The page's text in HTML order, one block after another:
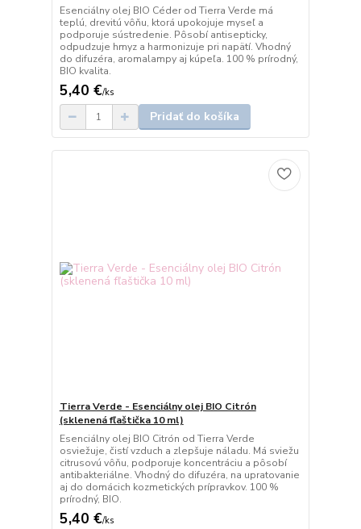
Esenciálny olej BIO Céder od Tierra Verde má
teplú, drevitú vôňu, ktorá upokojuje myseľ a
podporuje sústredenie. Pôsobí antisepticky,
odpudzuje hmyz a harmonizuje pri napätí. Vhodný
do difuzéra, aromalampy aj kúpeľa. 100 % prírodný,
BIO kvalita.
5,40 €/ks
Pridať do košíka
Tierra Verde - Esenciálny olej BIO Citrón
(sklenená fľaštička 10 ml)
Esenciálny olej BIO Citrón od Tierra Verde
osviežuje, čistí vzduch a zlepšuje náladu. Má sviežu
citrusovú vôňu, podporuje koncentráciu a pôsobí
antibakteriálne. Vhodný do difuzéra, na upratovanie
aj do domácich kozmetických prípravkov. 100 %
prírodný, BIO.
5,40 €/ks